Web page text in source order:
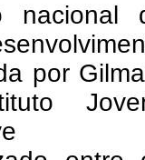
nacional
por